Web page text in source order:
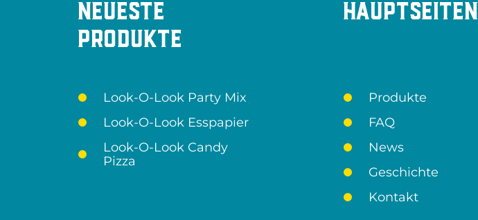
Neueste
Produkte
Look-O-Look Party Mix
Look-O-Look Esspapier
Look-O-Look Candy
Pizza
Hauptseiten
Produkte
FAQ
News
Geschichte
Kontakt